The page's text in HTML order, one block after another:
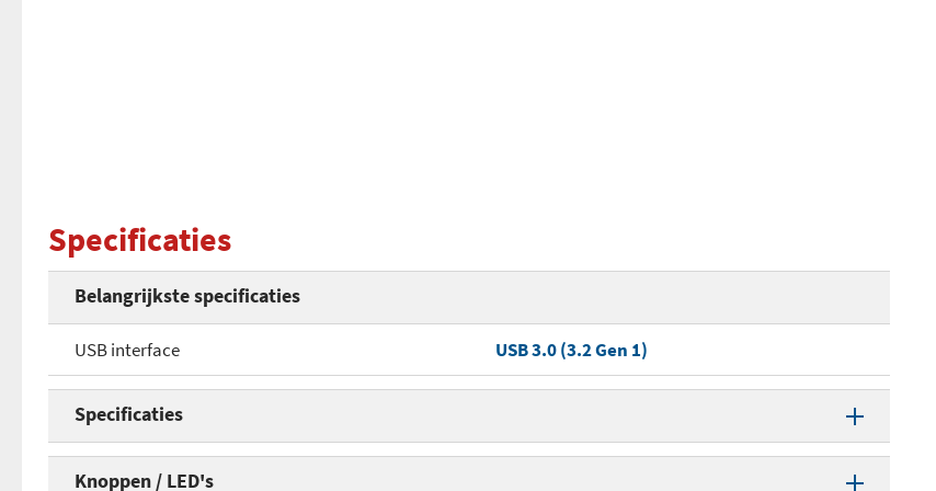
Specificaties
Belangrijkste specificaties
USB interface USB 3.0 (3.2 Gen 1)
Specificaties
Overdrachtssnelheid
Knoppen / LED's